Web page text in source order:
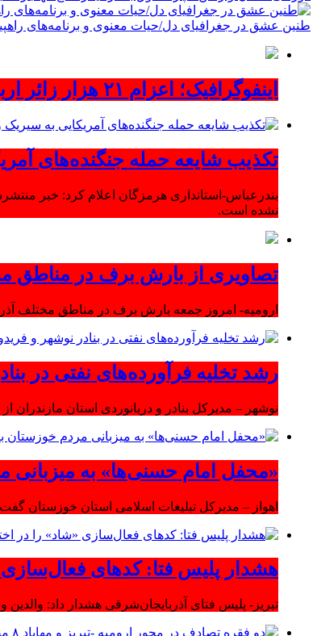
طنین عشق در جغرافیای دل/حیات معنوی و برنامه‌های
اینفوگرافیک؛ اعزام ۲۱ هزار زائر اربعین از آذربایجان‌شرقی
تکذیب شایعه حمله جنگنده‌های
بندرعباس-استانداری هرمزگان اعلام کرد: خبر
نشده است.
تصاویری از بارش برف در مناطق
ارومیه- امروز جمعه بارش برف در مناطق مختلف
رشد تخلیه فرآورده‌های نفتی در
نوشهر – مدیرکل بنادر و دریانوردی استان مازندران
«محفل امام حسنی‌ها» به
اهواز – مدیرکل تبلیغات اسلامی استان خوزستان
هشدار پلیس فتا: کدهای فعال‌سازی
تبریز- پلیس فتای آذربایجان‌شرقی هشدار داد: